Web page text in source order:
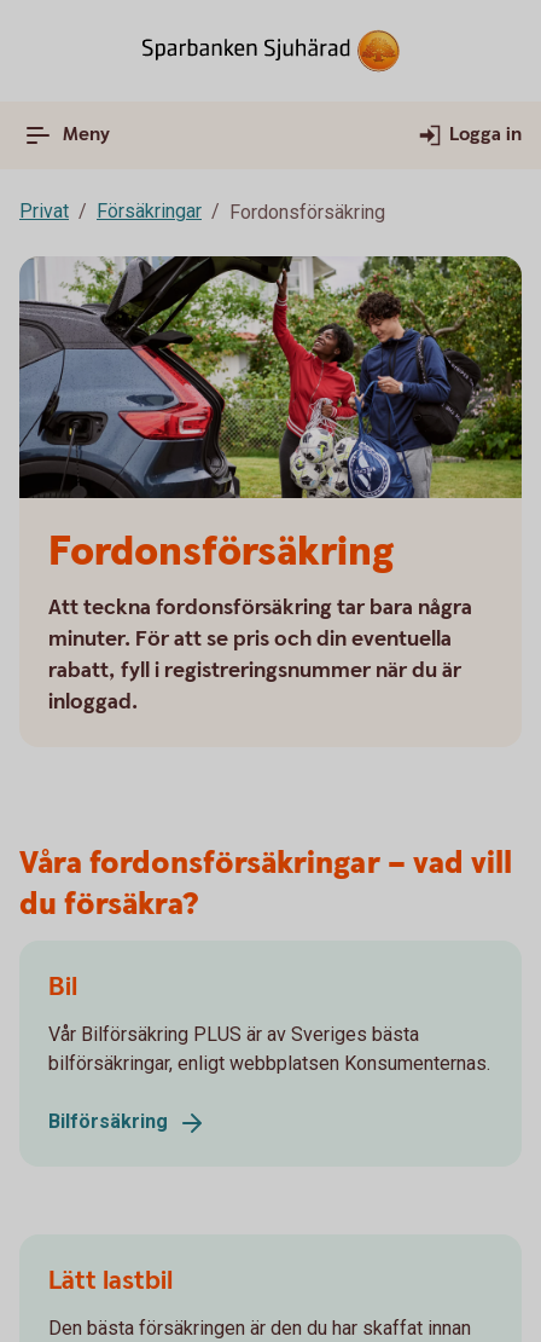
Meny Logga in
Privat Försäkringar Fordonsförsäkring
Fordonsförsäkring
Att teckna fordonsförsäkring tar bara några
minuter. För att se pris och din eventuella
rabatt, fyll i registreringsnummer när du är
inloggad.
Våra fordonsförsäkringar – vad vill
du försäkra?
Bil
Vår Bilförsäkring PLUS är av Sveriges bästa
bilförsäkringar, enligt webbplatsen Konsumenternas.
Bilförsäkring
Lätt lastbil
Den bästa försäkringen är den du har skaffat innan